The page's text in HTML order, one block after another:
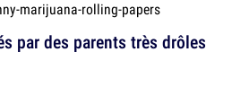
par des parents très drôles